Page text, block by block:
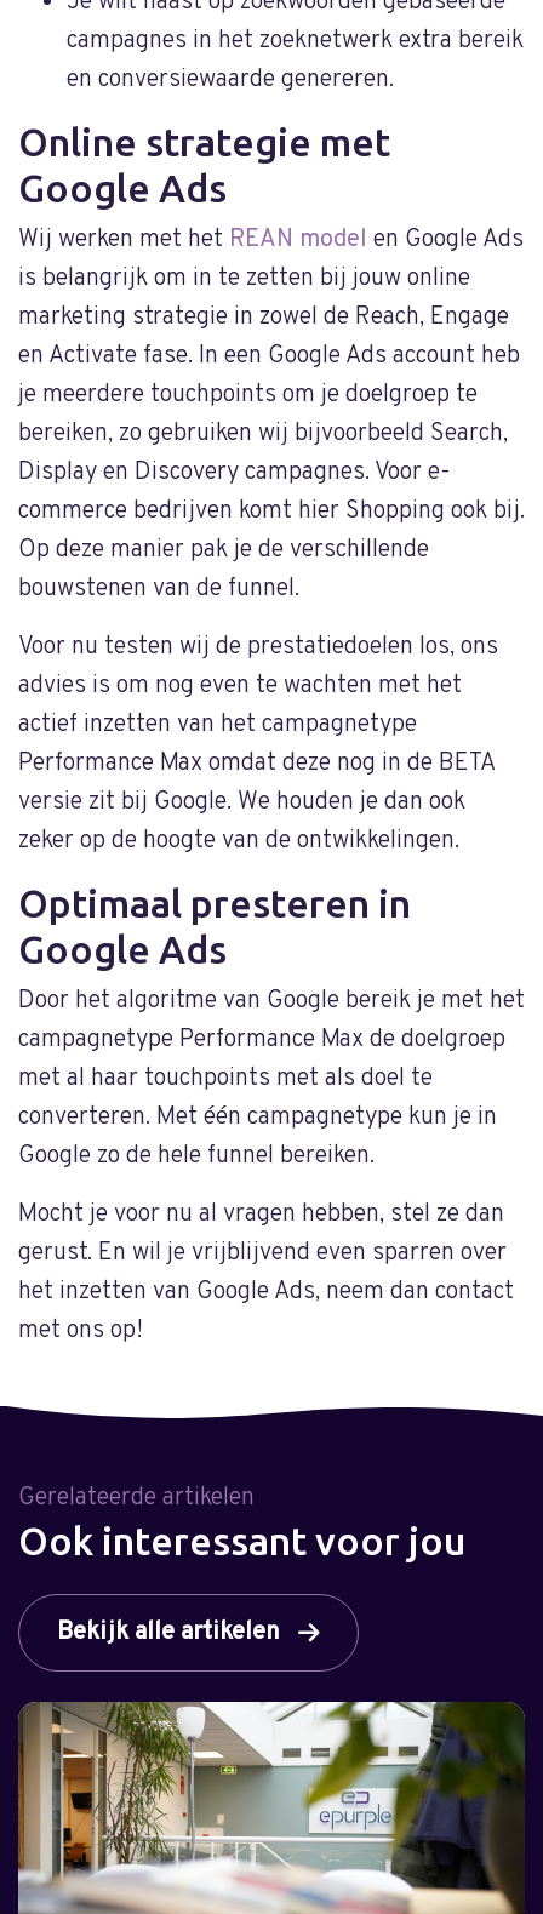
campagnes in het zoeknetwerk extra bereik
en conversiewaarde genereren.
Online strategie met
Google Ads
Wij werken met het REAN model en Google Ads
is belangrijk om in te zetten bij jouw online
marketing strategie in zowel de Reach, Engage
en Activate fase. In een Google Ads account heb
je meerdere touchpoints om je doelgroep te
bereiken, zo gebruiken wij bijvoorbeeld Search,
Display en Discovery campagnes. Voor e-
commerce bedrijven komt hier Shopping ook bij.
Op deze manier pak je de verschillende
bouwstenen van de funnel.
Voor nu testen wij de prestatiedoelen los, ons
advies is om nog even te wachten met het
actief inzetten van het campagnetype
Performance Max omdat deze nog in de BETA
versie zit bij Google. We houden je dan ook
zeker op de hoogte van de ontwikkelingen.
Optimaal presteren in
Google Ads
Door het algoritme van Google bereik je met het
campagnetype Performance Max de doelgroep
met al haar touchpoints met als doel te
converteren. Met één campagnetype kun je in
Google zo de hele funnel bereiken.
Mocht je voor nu al vragen hebben, stel ze dan
gerust. En wil je vrijblijvend even sparren over
het inzetten van Google Ads, neem dan contact
met ons op!
Gerelateerde artikelen
Ook interessant voor jou
Bekijk alle artikelen